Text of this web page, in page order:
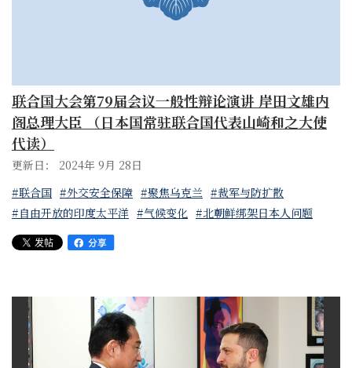
联合国大会第79届会议一般性辩论演讲 岸田文雄内
阁总理大臣 （日本国常驻联合国代表山崎和之大使
代读）
更新日： 2024年 9月 28日
#联合国 #外交安全保障 #聚焦乌克兰 #裁军与防扩散
#自由开放的印度太平洋 #气候变化 #北朝鲜绑架日本人问题